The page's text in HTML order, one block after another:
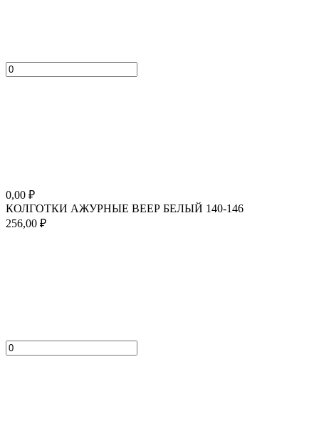
0,00 ₽
КОЛГОТКИ АЖУРНЫЕ ВЕЕР БЕЛЫЙ 140-146
256,00 ₽